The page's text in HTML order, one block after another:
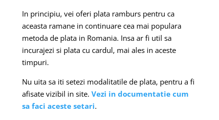
In principiu, vei oferi plata ramburs pentru ca
aceasta ramane in continuare cea mai populara
metoda de plata in Romania. Insa ar fi util sa
incurajezi si plata cu cardul, mai ales in aceste
timpuri.
Nu uita sa iti setezi modalitatile de plata, pentru a fi
afisate vizibil in site. Vezi in documentatie cum
sa faci aceste setari.